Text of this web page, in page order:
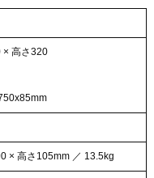
× 高さ320
× 高さ105mm ／ 13.5kg